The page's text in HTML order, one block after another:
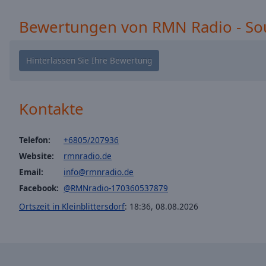
Color
Opacity
Caption
Bewertungen von RMN Radio -
Kontakte
Telefon:
+6805/207936
Website:
rmnradio.de
Email:
info@rmnradio.de
Facebook: @RMNradio-170360537879
Ortszeit in Kleinblittersdorf: 18:36, 08.08.2026